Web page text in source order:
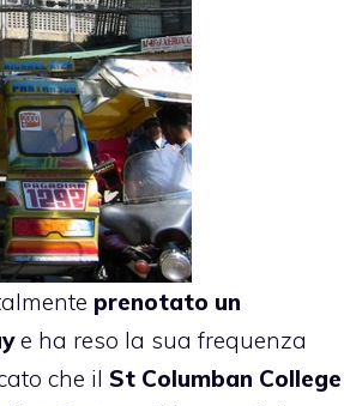
prenotato un
e ha reso la sua frequenza
che il St Columban College